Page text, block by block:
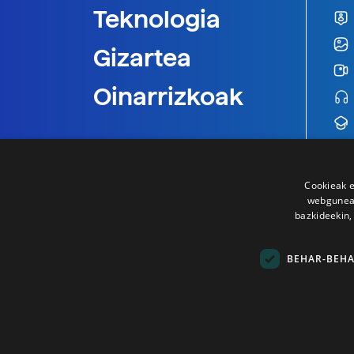
Teknologia
Gizartea
Oinarrizkoak
Cookieak
BEHAR-